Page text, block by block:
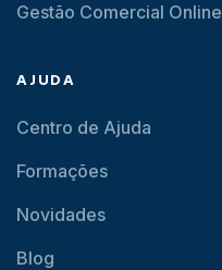
Gestão Comercial Online
AJUDA
Centro de Ajuda
Formações
Novidades
Blog